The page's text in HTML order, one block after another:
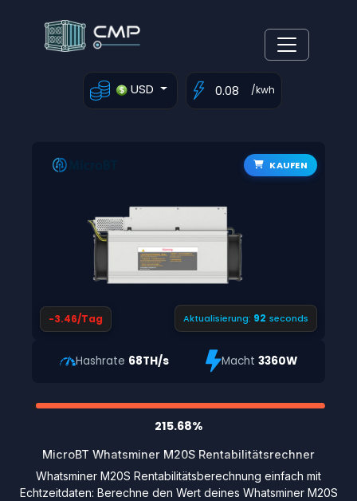
USD /kwh
KAUFEN
-3.46/Tag Aktualisierung:91 seconds
Hashrate 68TH/s Macht 3360W
215.68%
MicroBT Whatsminer M20S Rentabilitätsrechner
Whatsminer M20S Rentabilitätsberechnung einfach mit
Echtzeitdaten: Berechne den Wert deines Whatsminer M20S